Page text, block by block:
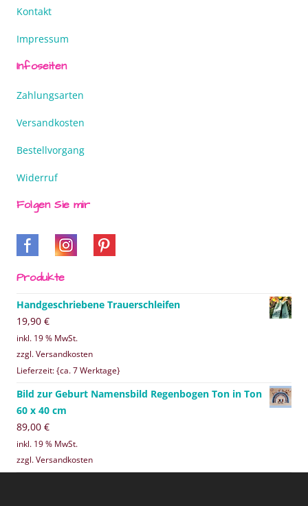
Kontakt
Impressum
Infoseiten
Zahlungsarten
Versandkosten
Bestellvorgang
Widerruf
Folgen Sie mir
Produkte
Handgeschriebene Trauerschleifen
19,90 €
inkl. 19 % MwSt.
zzgl. Versandkosten
Lieferzeit: {ca. 7 Werktage}
Bild zur Geburt Namensbild Regenbogen Ton in Ton
60 x 40 cm
89,00 €
inkl. 19 % MwSt.
zzgl. Versandkosten